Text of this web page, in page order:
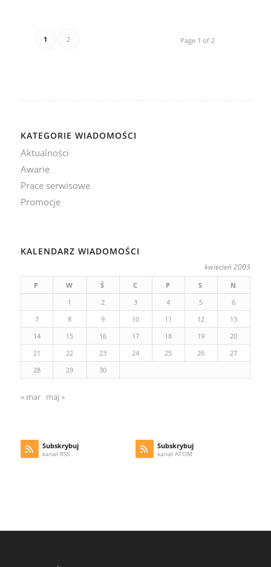
Page 1 of 2
1 2
KATEGORIE WIADOMOŚCI
Aktualności
Awarie
Prace serwisowe
Promocje
KALENDARZ WIADOMOŚCI
kwiecień 2003
P W Ś C P S
N
1
2 3 4 5
6
7
8 9 10 11 12
13
14
15 16 17 18 19
20
21
22 23 24 25 26
27
28
29 30
« mar maj »
Subskrybuj
kanał RSS
Subskrybuj
kanał ATOM